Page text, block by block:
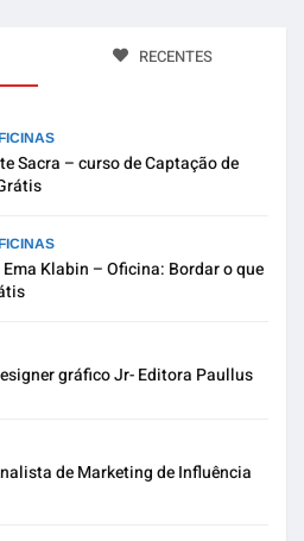
RECENTES
Sacra – curso de Captação de
Ema Klabin – Oficina: Bordar o que
gráfico Jr- Editora Paullus
de Marketing de Influência